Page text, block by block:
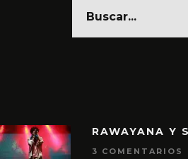
RAWAYANA Y
3 COMENTARIOS